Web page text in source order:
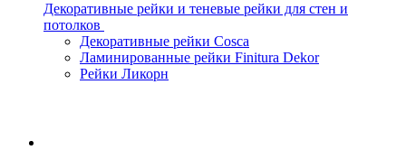
Декоративные рейки и теневые рейки для стен и
потолков
Декоративные рейки Cosca
Ламинированные рейки Finitura Dekor
Рейки Ликорн